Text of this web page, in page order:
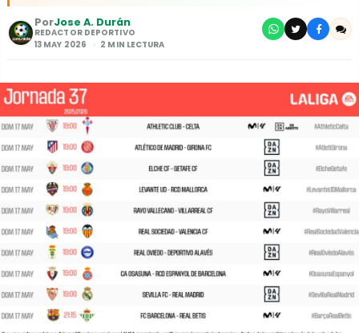
PorJose A. Durán
REDACTOR DEPORTIVO
13 MAY 2026
2 MIN LECTURA